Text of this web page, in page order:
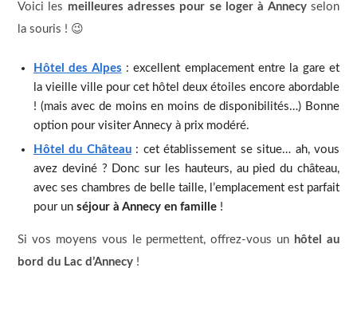
Voici les meilleures adresses pour se loger à Annecyselon
la souris ! 😉
Hôtel des Alpes : excellent emplacement entre la gare et
la vieille ville pour cet hôtel deux étoiles encore abordable
! (mais avec de moins en moins de disponibilités…) Bonne
option pour visiter Annecy à prix modéré.
Hôtel du Château: cet établissement se situe… ah, vous
avez deviné ? Donc sur les hauteurs, au pied du château,
avec ses chambres de belle taille, l’emplacement est parfait
pour un séjour à Annecy en famille!
Si vos moyens vous le permettent, offrez-vous un hôtel au
bord du Lac d’Annecy!